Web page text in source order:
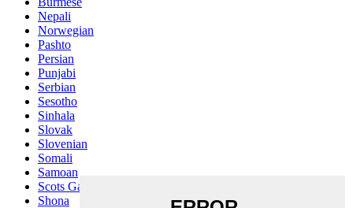
Nepali
Norwegian
Pashto
Persian
Punjabi
Serbian
Sesotho
Sinhala
Slovak
Slovenian
Somali
Samoan
Scots Gaelic
Shona